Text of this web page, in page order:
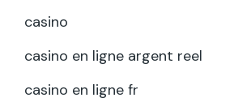
casino
casino en ligne argent reel
casino en ligne fr